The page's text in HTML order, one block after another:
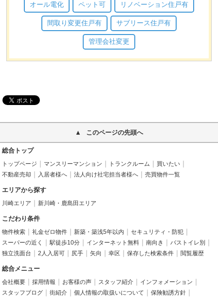
オール電化 ペット可 リノベーション住戸有
間取り変更住戸有 サブリース住戸有
管理会社変更
このページの先頭へ
総合トップ
トップページ マンスリーマンション トランクルーム
買いたい
不動産売却
入居者様へ 法人向け社宅担当者様へ 売買物件一覧
エリアから探す
川崎エリア 新川崎・鹿島田エリア
こだわり条件
物件検索 礼金ゼロ物件 新築・築浅5年以内
セキュリティ・防犯
スーパーの近く
駅徒歩10分 インターネット無料 南向き
バストイレ別
独立洗面台
2人入居可 尻手 矢向 幸区 保存した検索条件 閲覧履歴
総合メニュー
会社概要 採用情報 お客様の声 スタッフ紹介
インフォメーション
スタッフブログ
街紹介 個人情報の取扱いについて
保険勧誘方針